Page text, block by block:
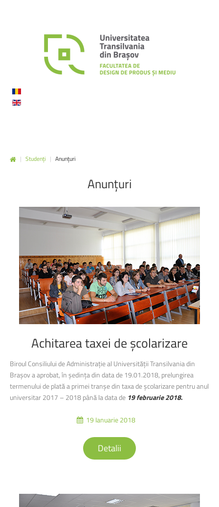
| Studenți | Anunțuri
Anunțuri
Achitareataxei de școlarizare
Biroul Consiliului de Administrație al Universității Transilvania din
Brașov a aprobat, în ședința din data de 19.01.2018, prelungirea
termenului de plată a primei tranșe din taxa de școlarizare pentru anul
universitar 2017 – 2018 până la data de 19 februarie 2018.
19 Ianuarie 2018
Detalii